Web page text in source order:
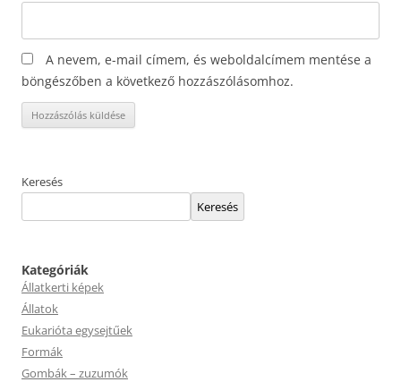
A nevem, e-mail címem, és weboldalcímem mentése a
böngészőben a következő hozzászólásomhoz.
Keresés
Keresés
Kategóriák
Állatkerti képek
Állatok
Eukarióta egysejtűek
Formák
Gombák – zuzumók